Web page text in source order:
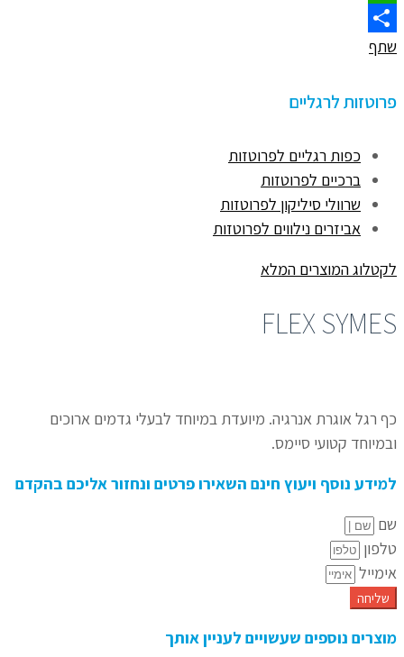
WhatsApp
שתף
פרוטזות לרגליים
כפות רגליים לפרוטזות
ברכיים לפרוטזות
שרוולי סיליקון לפרוטזות
אביזרים נילווים לפרוטזות
לקטלוג המוצרים המלא
FLEX SYMES
כף רגל אוגרת אנרגיה. מיועדת במיוחד לבעלי גדמים ארוכים
ובמיוחד קטועי סיימס.
למידע נוסף ויעוץ חינם השאירו פרטים ונחזור אליכם בהקדם
שם
טלפון
אימייל
שליחה
מוצרים נוספים שעשויים לעניין אותך